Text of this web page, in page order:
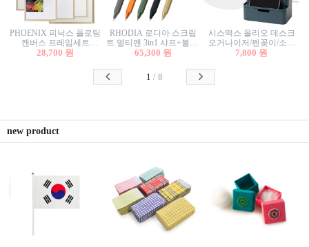
PHOENIX 피닉스 플로팅
캔버스 프레임세트
50x50cm/액자캔버스/인테
28,700 원
RHODIA 로디아 스크립
트 멀티펜 3in1 샤프+볼펜/
무광택 알루미늄 육각배
65,300 원
시스맥스 올리오 데스크
오거나이저/펜꽂이/소품
꽂이/소품함/정리함/수납
7,800 원
1 / 8
new product